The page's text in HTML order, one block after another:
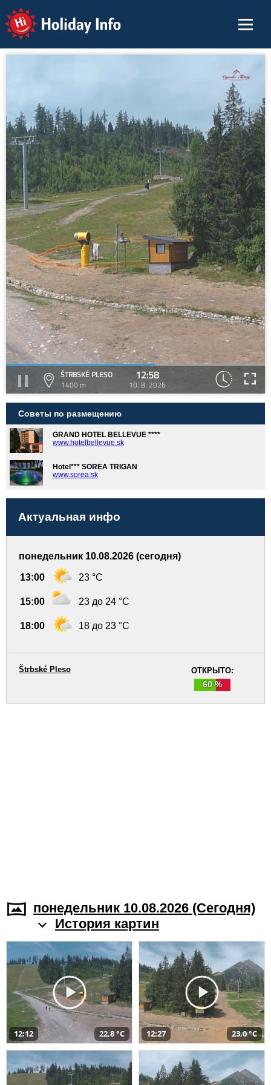
Holiday Info
ŠTRBSKÉ PLESO
1400 m
12:58
10. 8. 2026
Советы по размещению
GRAND HOTEL BELLEVUE ****
www.hotelbellevue.sk
Hotel*** SOREA TRIGAN
www.sorea.sk
Актуальная инфо
понедельник 10.08.2026 (сегодня)
13:00 23 °C
15:00 23 до 24 °C
18:00 18 до 23 °C
ОТКРЫТО:
60 %
Štrbské Pleso
понедельник 10.08.2026 (Cегодня)
История картин
12:12 22,8 °C 12:27 23,0 °C